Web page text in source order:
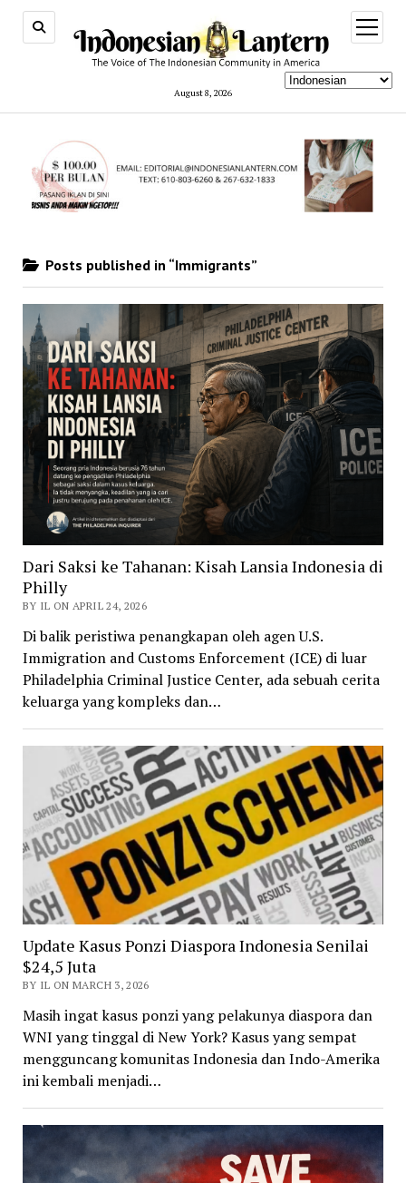
August 8, 2026
open
menu
Posts published in “Immigrants”
Dari Saksi ke Tahanan: Kisah Lansia Indonesia di
Philly
BY IL ON APRIL 24, 2026
Di balik peristiwa penangkapan oleh agen U.S.
Immigration and Customs Enforcement (ICE) di luar
Philadelphia Criminal Justice Center, ada sebuah cerita
keluarga yang kompleks dan…
Update Kasus Ponzi Diaspora Indonesia Senilai
$24,5 Juta
BY IL ON MARCH 3, 2026
Masih ingat kasus ponzi yang pelakunya diaspora dan
WNI yang tinggal di New York? Kasus yang sempat
mengguncang komunitas Indonesia dan Indo-Amerika
ini kembali menjadi…